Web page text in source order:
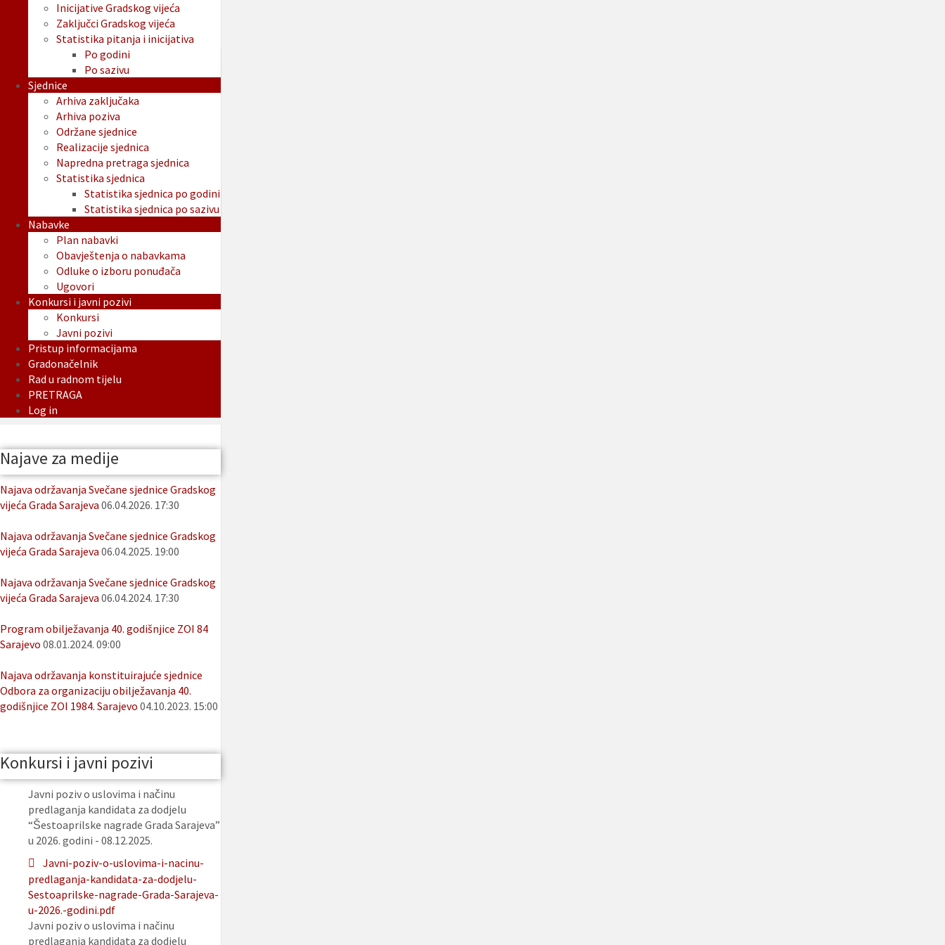
Inicijative Gradskog vijeća
Zaključci Gradskog vijeća
Statistika pitanja i inicijativa
Po godini
Po sazivu
Sjednice
Arhiva zaključaka
Arhiva poziva
Održane sjednice
Realizacije sjednica
Napredna pretraga sjednica
Statistika sjednica
Statistika sjednica po godini
Statistika sjednica po sazivu
Nabavke
Plan nabavki
Obavještenja o nabavkama
Odluke o izboru ponuđača
Ugovori
Konkursi i javni pozivi
Konkursi
Javni pozivi
Pristup informacijama
Gradonačelnik
Rad u radnom tijelu
PRETRAGA
Log in
Najave za medije
Najava održavanja Svečane sjednice Gradskog
vijeća Grada Sarajeva 06.04.2026. 17:30
Najava održavanja Svečane sjednice Gradskog
vijeća Grada Sarajeva 06.04.2025. 19:00
Najava održavanja Svečane sjednice Gradskog
vijeća Grada Sarajeva 06.04.2024. 17:30
Program obilježavanja 40. godišnjice ZOI 84
Sarajevo 08.01.2024. 09:00
Najava održavanja konstituirajuće sjednice
Odbora za organizaciju obilježavanja 40.
godišnjice ZOI 1984. Sarajevo 04.10.2023. 15:00
Konkursi i javni pozivi
Javni poziv o uslovima i načinu
predlaganja kandidata za dodjelu
“Šestoaprilske nagrade Grada Sarajeva”
u 2026. godini - 08.12.2025.
Javni-poziv-o-uslovima-i-nacinu-
predlaganja-kandidata-za-dodjelu-
Sestoaprilske-nagrade-Grada-Sarajeva-
u-2026.-godini.pdf
Javni poziv o uslovima i načinu
predlaganja kandidata za dodjelu